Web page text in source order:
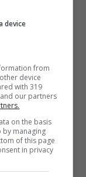
Divided
device
from
device
with 319
our partners
on the basis
by managing
of this page
in privacy